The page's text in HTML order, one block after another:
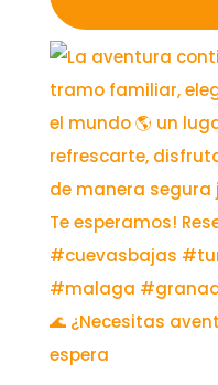
🌊 ¿Necesitas
espera